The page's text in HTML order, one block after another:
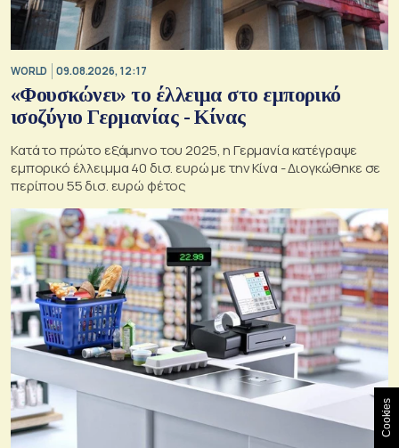
WORLD 09.08.2026, 12:17
«Φουσκώνει» το έλλειμα στο εμπορικό
ισοζύγιο Γερμανίας - Κίνας
Κατά το πρώτο εξάμηνο του 2025, η Γερμανία κατέγραψε
εμπορικό έλλειμμα 40 δισ. ευρώ με την Κίνα - Διογκώθηκε σε
περίπου 55 δισ. ευρώ φέτος
Cookies